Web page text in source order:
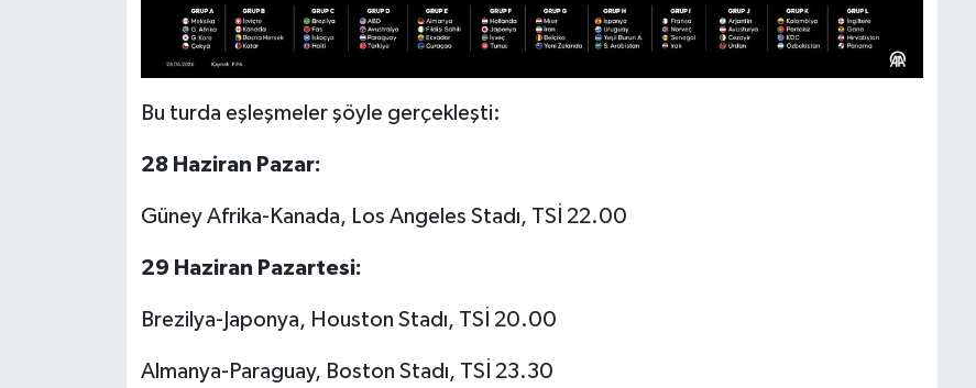
Bu turda eşleşmeler şöyle gerçekleşti:
28 Haziran Pazar:
Güney Afrika-Kanada, Los Angeles Stadı, TSİ 22.00
29 Haziran Pazartesi:
Brezilya-Japonya, Houston Stadı, TSİ 20.00
Almanya-Paraguay, Boston Stadı, TSİ 23.30